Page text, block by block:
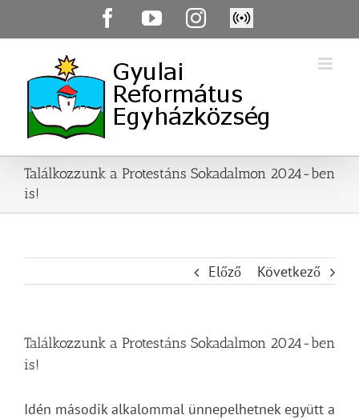
FacebookYouTubeInstagram
Élő
közvetítés
Találkozzunk a Protestáns Sokadalmon 2024-ben
is!
Előző Következő
Találkozzunk a Protestáns Sokadalmon 2024-ben
is!
Idén második alkalommal ünnepelhetnek együtt a